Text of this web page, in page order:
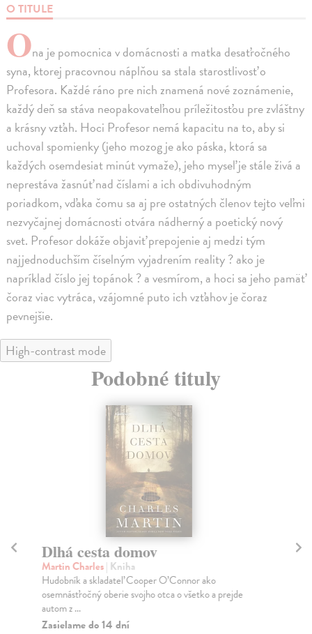
O TITULE
Ona je pomocnica v domácnosti a matka desaťročného
syna, ktorej pracovnou náplňou sa stala starostlivosť o
Profesora. Každé ráno pre nich znamená nové zoznámenie,
každý deň sa stáva neopakovateľnou príležitosťou pre zvláštny
a krásny vzťah. Hoci Profesor nemá kapacitu na to, aby si
uchoval spomienky (jeho mozog je ako páska, ktorá sa
každých osemdesiat minút vymaže), jeho myseľ je stále živá a
neprestáva žasnúť nad číslami a ich obdivuhodným
poriadkom, vďaka čomu sa aj pre ostatných členov tejto veľmi
nezvyčajnej domácnosti otvára nádherný a poetický nový
svet. Profesor dokáže objaviť prepojenie aj medzi tým
najjednoduchším číselným vyjadrením reality ? ako je
napríklad číslo jej topánok ? a vesmírom, a hoci sa jeho pamäť
čoraz viac vytráca, vzájomné puto ich vzťahov je čoraz
pevnejšie.
High-contrast mode
Podobné tituly
Dlhá cesta domov
Martin Charles| Kniha
Hudobník a skladateľ Cooper O’Connor ako
osemnásťročný oberie svojho otca o všetko a prejde
autom z ...
Zasielame do 14 dní